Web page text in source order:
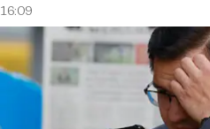
16:09